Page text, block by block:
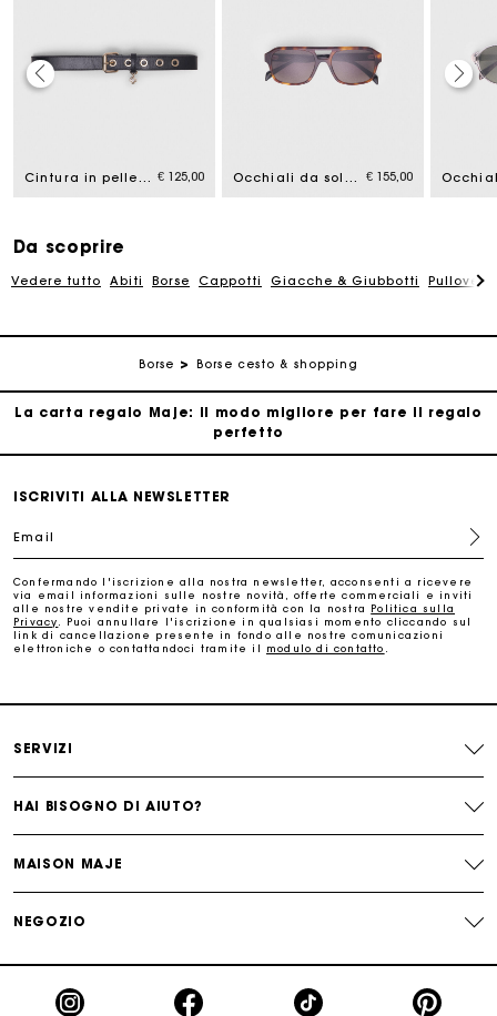
Cintura in pelle con fibbia Miss M € 125,00 Occhiali da sole pilota € 155,00
Da scoprire
Vedere tutto Abiti Borse Cappotti Giacche & Giubbotti
Borse Borse cesto & shopping
Consegna a domicilio offerta entro 2-3 giorni
Traccia il mio ordine
La carta regalo Maje: il modo migliore per fare il regalo
perfetto
Cambi & Resi gratuiti
ISCRIVITI ALLA NEWSLETTER
Email
Confermando l'iscrizione alla nostra newsletter, acconsenti a ricevere
via email informazioni sulle nostre novità, offerte commerciali e inviti
alle nostre vendite private in conformità con la nostra Politica sulla
Privacy
. Puoi annullare l'iscrizione in qualsiasi momento cliccando sul
link di cancellazione presente in fondo alle nostre comunicazioni
elettroniche o contattandoci tramite il modulo di contatto
SERVIZI
HAI BISOGNO DI AIUTO?
MAISON MAJE
NEGOZIO